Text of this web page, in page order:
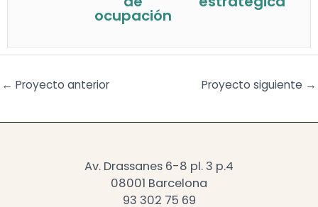
ocupación
← Proyecto anterior Proyecto siguiente →
Av. Drassanes 6-8 pl. 3 p.4
08001 Barcelona
93 302 75 69